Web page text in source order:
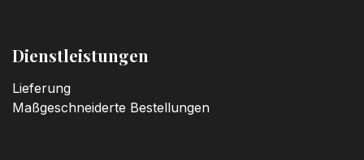
Dienstleistungen
Lieferung
Maßgeschneiderte Bestellungen